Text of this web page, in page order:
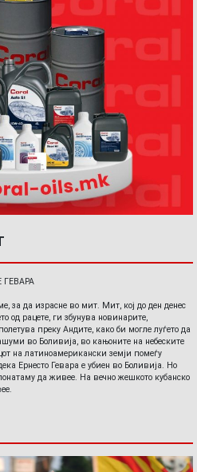
за да израсне во мит. Мит, кој до ден денес
од рацете, ги збунува новинарите,
преку Андите, како би могле луѓето да
во Боливија, во кањоните на небеските
на латиноамерикански земји помеѓу
Ернесто Гевара е убиен во Боливија. Но
да живее. На вечно жешкото кубанско